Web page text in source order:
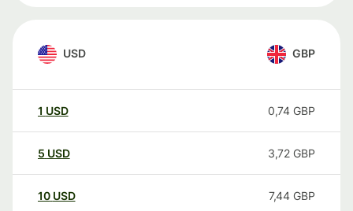
USD GBP
1 USD 0,74 GBP
5 USD 3,72 GBP
10 USD 7,44 GBP